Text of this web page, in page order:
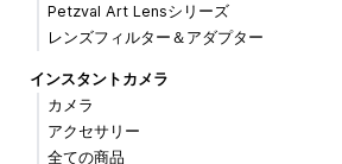
Petzval Art Lensシリーズ
レンズフィルター＆アダプター
インスタントカメラ
カメラ
アクセサリー
全ての商品